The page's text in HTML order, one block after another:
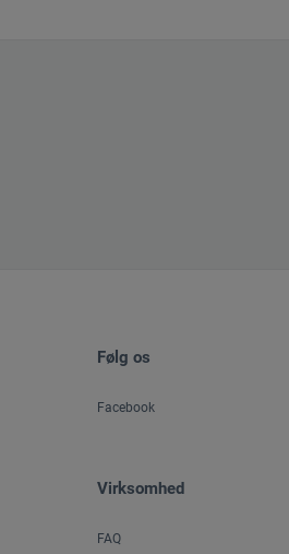
Følg os
Facebook
Virksomhed
FAQ